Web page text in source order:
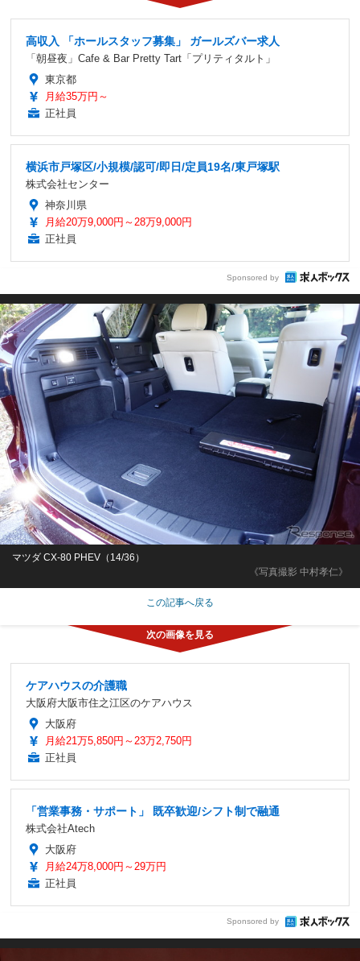
高収入 「ホールスタッフ募集」 ガールズバー求人
「朝昼夜」Cafe & Bar Pretty Tart「プリティタルト」
東京都
月給35万円～
正社員
横浜市戸塚区/小規模/認可/即日/定員19名/東戸塚駅
株式会社センター
神奈川県
月給20万9,000円～28万9,000円
正社員
Sponsored by
《写真撮影 中村孝仁》
マツダ CX-80 PHEV（14/36）
この記事へ戻る
ケアハウスの介護職
大阪府大阪市住之江区のケアハウス
大阪府
月給21万5,850円～23万2,750円
正社員
「営業事務・サポート」 既卒歓迎/シフト制で融通
株式会社Atech
大阪府
月給24万8,000円～29万円
正社員
Sponsored by